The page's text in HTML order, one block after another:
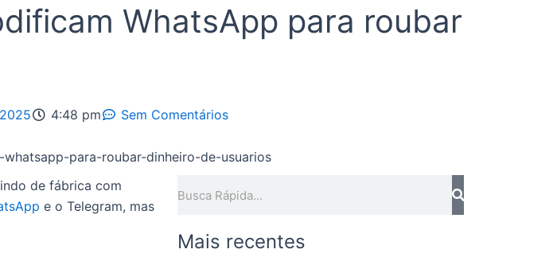
WhatsApp para roubar
4:48 pm
Sem Comentários
de fábrica com
e o Telegram, mas
Mais recentes